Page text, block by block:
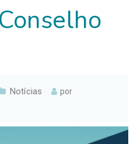
Notícias por